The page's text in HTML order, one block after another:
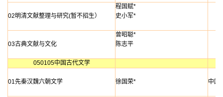
02明清文献整理与研究(暂不招生）
程国赋*
史小军*
03古典文献与文化
曾昭聪*
陈志平
050105中国古代文学
01先秦汉魏六朝文学 徐国荣* 中国